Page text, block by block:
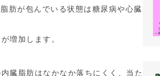
肪が包んでいる状態は糖尿病や心臓
増加します。
臓脂肪はなかなか落ちにくく、当た